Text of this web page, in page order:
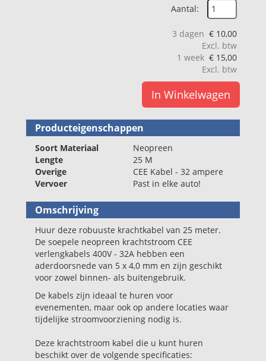
Aantal:
3 dagen € 10,00
Excl. btw
1 week € 15,00
Excl. btw
In Winkelwagen
Producteigenschappen
Soort Materiaal
Neopreen
Lengte
25 M
Overige
CEE Kabel - 32 ampere
Vervoer
Past in elke auto!
Omschrijving
Huur deze robuuste krachtkabel van 25 meter.
De soepele neopreen krachtstroom CEE
verlengkabels 400V - 32A hebben een
aderdoorsnede van 5 x 4,0 mm en zijn geschikt
voor zowel binnen- als buitengebruik.
De kabels zijn ideaal te huren voor
evenementen, maar ook op andere locaties waar
tijdelijke stroomvoorziening nodig is.
Deze krachtstroom kabel die u kunt huren
beschikt over de volgende specificaties: